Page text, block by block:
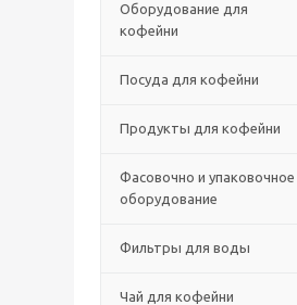
Оборудование для
кофейни
Посуда для кофейни
Продукты для кофейни
Фасовочно и упаковочное
оборудование
Фильтры для воды
Чай для кофейни